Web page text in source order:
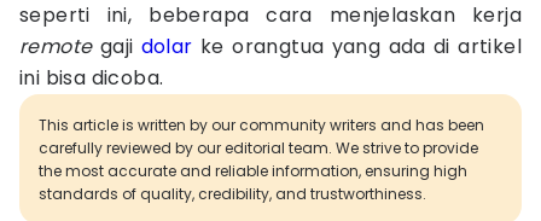
seperti ini, beberapa cara menjelaskan kerja
remote gaji dolar ke orangtua yang ada di artikel
ini bisa dicoba.
This article is written by our community writers and has been
carefully reviewed by our editorial team. We strive to provide
the most accurate and reliable information, ensuring high
standards of quality, credibility, and trustworthiness.